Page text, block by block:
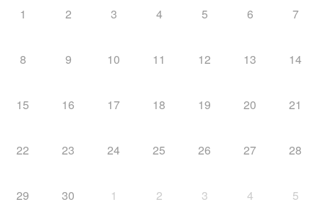
1 2 3 4 5 6 7
8 9 10 11 12 13 14
15 16 17 18 19 20 21
22 23 24 25 26 27 28
29 30 1 2 3 4 5